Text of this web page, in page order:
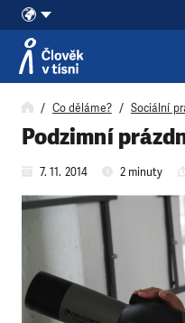
Přeskočit na obsah
Co děláme? Sociální
Podzimní
7. 11. 2014 2 minuty